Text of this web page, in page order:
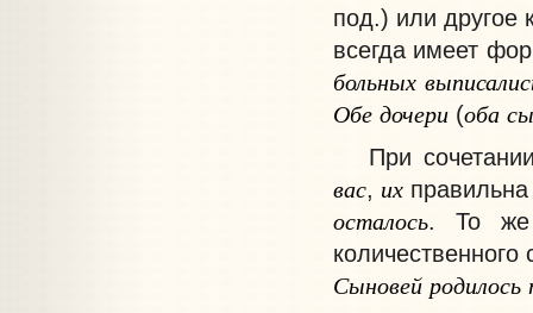
под.) или другое
всегда имеет
больных
Обе дочери(оба
При сочетании
вас, их
осталось. То же
Сыновей родилось